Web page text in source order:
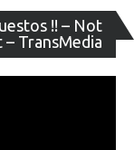
!! – Not
– TransMedia
de